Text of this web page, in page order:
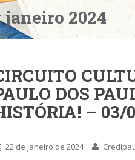
janeiro 2024
DOS
– 03/
22 de janeiro de 2024